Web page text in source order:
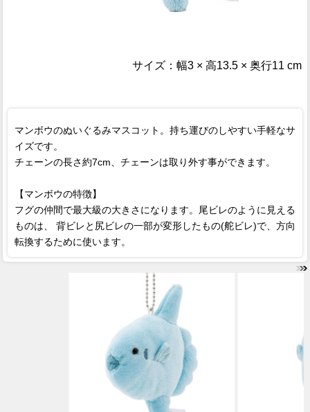
サイズ：幅3 × 高13.5 × 奥行11 cm
マンボウのぬいぐるみマスコット。持ち運びのしやすい手軽なサ
イズです。
チェーンの長さ約7cm、チェーンは取り外す事ができます。
【マンボウの特徴】
フグの仲間で最大級の大きさになります。尾ビレのように見える
ものは、 背ビレと尻ビレの一部が変形したもの(舵ビレ)で、方向
転換するために使います。